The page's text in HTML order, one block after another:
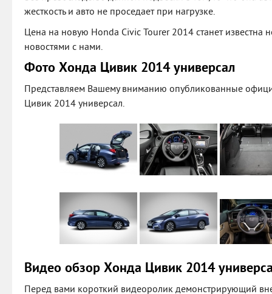
жесткость и авто не проседает при нагрузке.
Цена на новую Honda Civic Tourer 2014 станет известна
новостями с нами.
Фото Хонда Цивик 2014 универсал
Представляем Вашему вниманию опубликованные
Цивик 2014 универсал.
Видео обзор Хонда Цивик 2014
Перед вами короткий видеоролик демонстрирующий